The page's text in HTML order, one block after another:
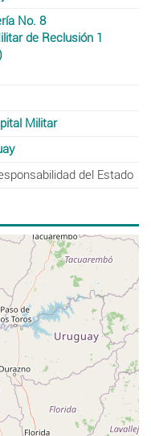
No. 8
de Reclusión 1
Militar
del Estado